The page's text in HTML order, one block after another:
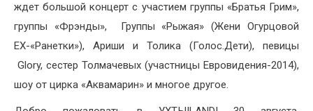
ждет большой концерт с участием группы «Братья Грим»,
группы «Фрэнды», Группы «Рыжая» (Жени Огурцовой
EX-«Ранетки»), Ариши и Толика (Голос.Дети), певицы
Glory, сестер Толмачевых (участницы Евровидения-2014),
шоу от цирка «Аквамарин» и многое другое.